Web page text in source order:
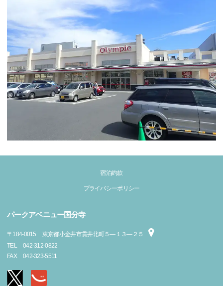
宿泊約款
プライバシーポリシー
パークアベニュー国分寺
〒 184-0015
東京都小金井市貫井北町５―１３―２５
TEL
042-312-0822
FAX
042-323-5511